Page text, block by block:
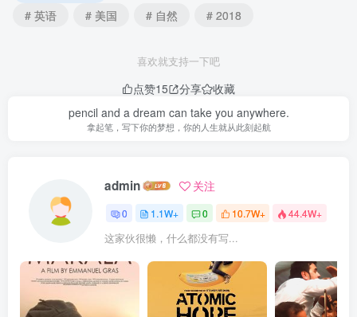
# 英语
# 美国 # 自然 # 2018
喜欢就支持一下吧
点赞15 分享
收藏
pencil and a dream can take you anywhere.
拿起笔，写下你的梦想，你的人生就从此刻起航
admin 关注
0 1.1W+ 0 10.7W+ 44.4W+
这家伙很懒，什么都没有写...